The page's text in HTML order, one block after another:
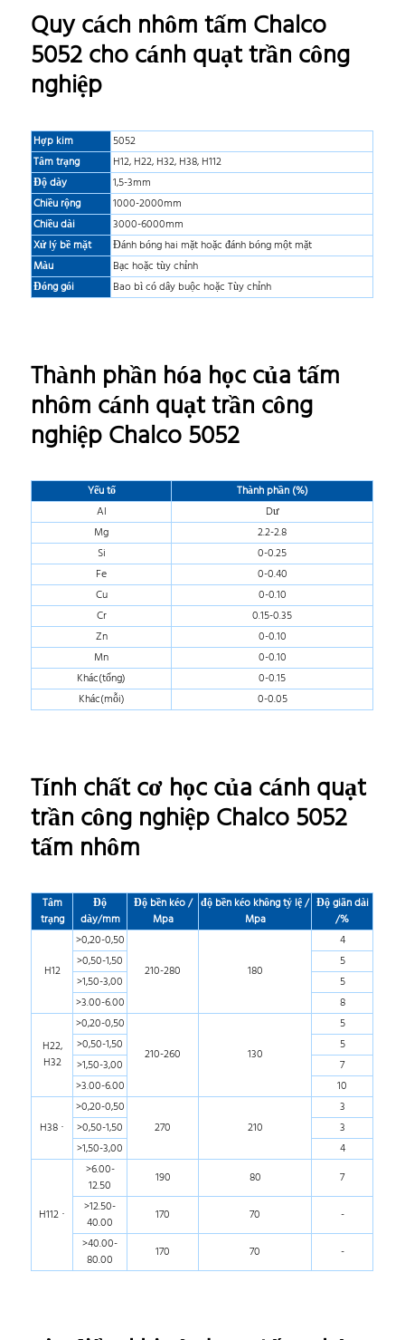
Quy cách nhôm tấm Chalco
5052 cho cánh quạt trần công
nghiệp
Hợp kim
5052
Tâm trạng
H12, H22, H32, H38, H112
Độ dày
1,5-3mm
Chiều rộng
1000-2000mm
Chiều dài
3000-6000mm
Xử lý bề mặt
Đánh bóng hai mặt hoặc đánh bóng một mặt
Màu
Bạc hoặc tùy chỉnh
Đóng gói
Bao bì có dây buộc hoặc Tùy chỉnh
Thành phần hóa học của tấm
nhôm cánh quạt trần công
nghiệp Chalco 5052
Yếu tố
Thành phần (%)
Al
Dư
Mg
2.2-2.8
Si
0-0.25
Fe
0-0.40
Cu
0-0.10
Cr
0.15-0.35
Zn
0-0.10
Mn
0-0.10
Khác(tổng)
0-0.15
Khác(mỗi)
0-0.05
Tính chất cơ học của cánh quạt
trần công nghiệp Chalco 5052
tấm nhôm
Tâm
trạng
Độ
dày/mm
Độ bền kéo /
Mpa
độ bền kéo không tỷ lệ /
Mpa
Độ giãn dài
/%
H12
>0,20-0,50
210-280
180
4
>0,50-1,50
5
>1,50-3,00
5
>3.00-6.00
8
H22,
H32
>0,20-0,50
210-260
130
5
>0,50-1,50
5
>1,50-3,00
7
>3.00-6.00
10
H38 ·
>0,20-0,50
270
210
3
>0,50-1,50
3
>1,50-3,00
4
H112 ·
>6.00-
12.50
190 80
7
>12.50-
40.00
170 70
-
>40.00-
80.00
170 70 -